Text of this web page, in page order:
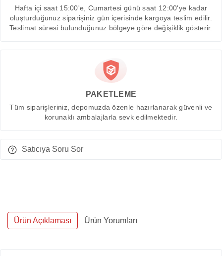
Hafta içi saat 15:00'e, Cumartesi günü saat 12:00'ye kadar
oluşturduğunuz siparişiniz gün içerisinde kargoya teslim edilir.
Teslimat süresi bulunduğunuz bölgeye göre değişiklik gösterir.
PAKETLEME
Tüm siparişleriniz, depomuzda özenle hazırlanarak güvenli ve
korunaklı ambalajlarla sevk edilmektedir.
Satıcıya Soru Sor
Ürün Açıklaması Ürün Yorumları